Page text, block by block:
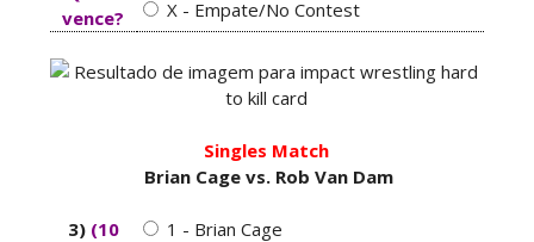
Penta superam armadilhas de Dominik Mysterio
e JD McDonagh
Unknown Aug 05 2026
DOMÍNIO E PERTURBAÇÃO NO RAW: Bron
Breakker supera Joe Hendry após interferência
e confusão fora do ringue
Unknown-Aug 05 2026
vence?
X - Empate/No Contest
Singles Match
Brian Cage vs. Rob Van Dam
3) (10
1 - Brian Cage